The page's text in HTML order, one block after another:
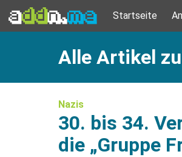
Startseite
Alle Artikel
Nazis
30. bis 34.
die „Gruppe